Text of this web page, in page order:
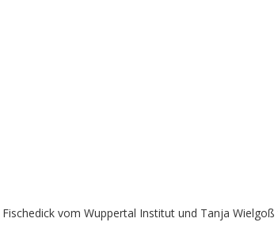
vom Wuppertal Institut und Tanja